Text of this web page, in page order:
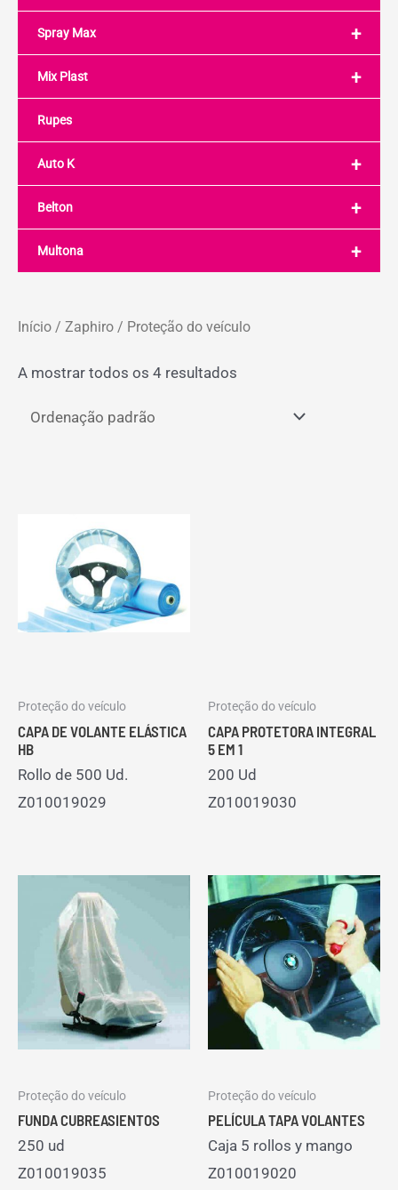
+
Spray Max
+
Mix Plast
Rupes
+
Auto K
+
Belton
+
Multona
Início / Zaphiro / Proteção do veículo
A mostrar todos os 4 resultados
Proteção do veículo
CAPA DE VOLANTE ELÁSTICA
HB
Rollo de 500 Ud.
Z010019029
Proteção do veículo
CAPA PROTETORA INTEGRAL
5 EM 1
200 Ud
Z010019030
Proteção do veículo
FUNDA CUBREASIENTOS
250 ud
Z010019035
Proteção do veículo
PELÍCULA TAPA VOLANTES
Caja 5 rollos y mango
Z010019020